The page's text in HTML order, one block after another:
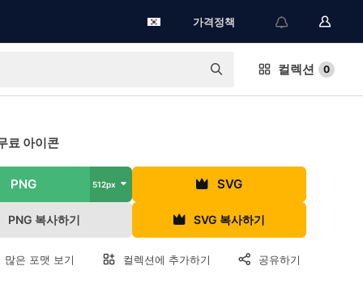
가격정책
컬렉션 0
료 아이콘
PNG 512px SVG
PNG 복사하기 SVG 복사하기
많은 포맷 보기 컬렉션에 추가하기 공유하기